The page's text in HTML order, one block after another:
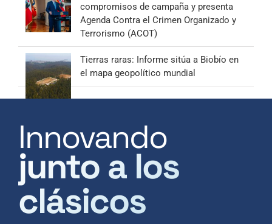
compromisos de campaña y presenta
Agenda Contra el Crimen Organizado y
Terrorismo (ACOT)
Tierras raras: Informe sitúa a Biobío en
el mapa geopolítico mundial
Innovando
junto a los
clásicos